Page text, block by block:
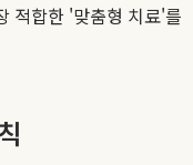
적합한 '맞춤형 치료'를